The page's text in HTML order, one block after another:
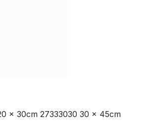
x 30cm 27333030 30 x 45cm